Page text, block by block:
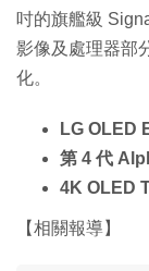
吋的旗艦級
影像及處理器部
化。
LG OLED
第 4 代
4K OLED
【相關報導】